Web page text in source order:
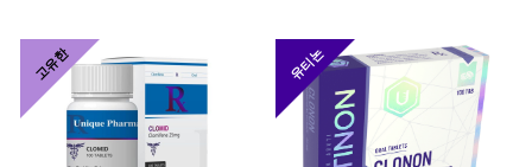
고유한 유티논